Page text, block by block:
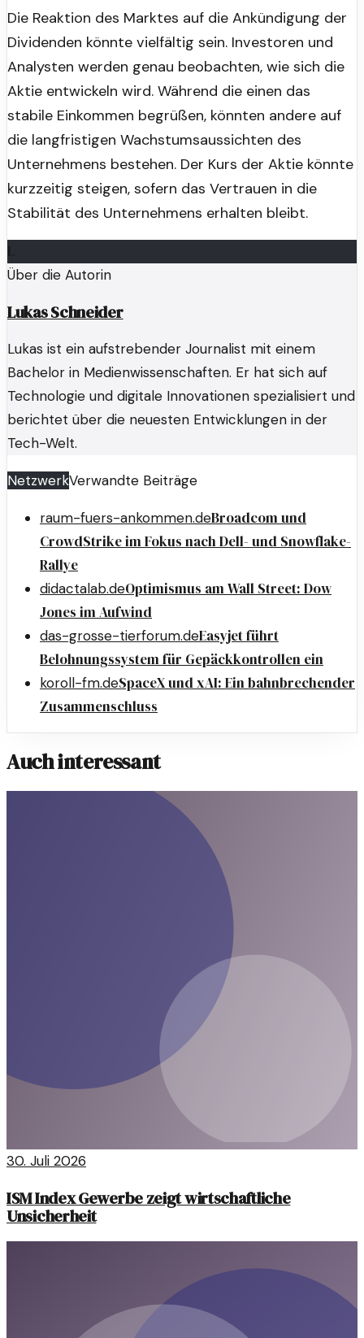
Die Reaktion des Marktes auf die Ankündigung der
Dividenden könnte vielfältig sein. Investoren und
Analysten werden genau beobachten, wie sich die
Aktie entwickeln wird. Während die einen das
stabile Einkommen begrüßen, könnten andere auf
die langfristigen Wachstumsaussichten des
Unternehmens bestehen. Der Kurs der Aktie könnte
kurzzeitig steigen, sofern das Vertrauen in die
Stabilität des Unternehmens erhalten bleibt.
L
Über die Autorin
Lukas Schneider
Lukas ist ein aufstrebender Journalist mit einem
Bachelor in Medienwissenschaften. Er hat sich auf
Technologie und digitale Innovationen spezialisiert und
berichtet über die neuesten Entwicklungen in der
Tech-Welt.
NetzwerkVerwandte Beiträge
raum-fuers-ankommen.deBroadcom und
CrowdStrike im Fokus nach Dell- und Snowflake-
Rallye
didactalab.deOptimismus am Wall Street: Dow
Jones im Aufwind
das-grosse-tierforum.deEasyjet führt
Belohnungssystem für Gepäckkontrollen ein
koroll-fm.deSpaceX und xAI: Ein bahnbrechender
Zusammenschluss
Auch interessant
30. Juli 2026
ISM Index Gewerbe zeigt wirtschaftliche
Unsicherheit